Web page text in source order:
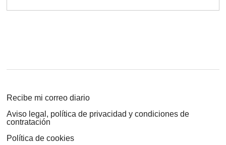
Recibe mi correo diario
Aviso legal, política de privacidad y condiciones de
contratación
Política de cookies